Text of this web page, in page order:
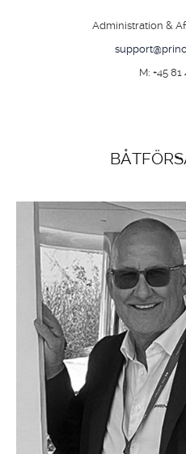
Administration &
M: +45 81